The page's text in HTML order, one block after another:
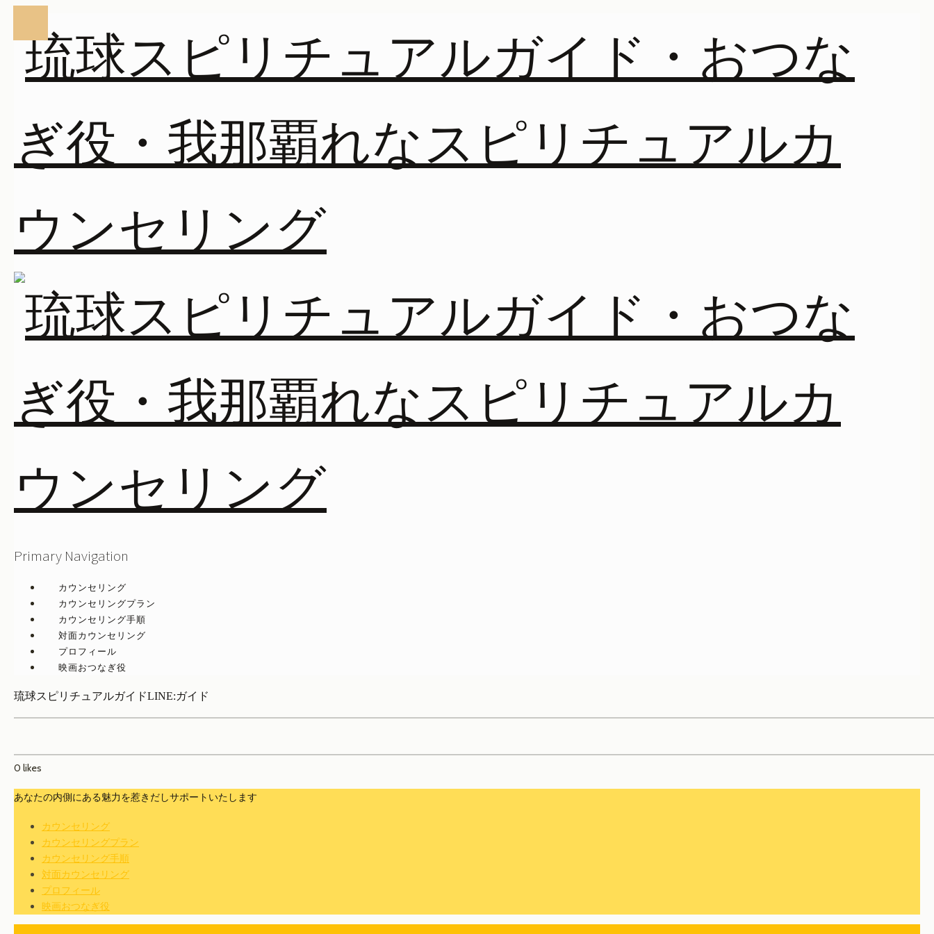
Primary Navigation
カウンセリング
カウンセリングプラン
カウンセリング手順
対面カウンセリング
プロフィール
映画おつなぎ役
琉球スピリチュアルガイドLINE:ガイド
0 likes
あなたの内側にある魅力を惹きだしサポートいたします
カウンセリング
カウンセリングプラン
カウンセリング手順
対面カウンセリング
プロフィール
映画おつなぎ役